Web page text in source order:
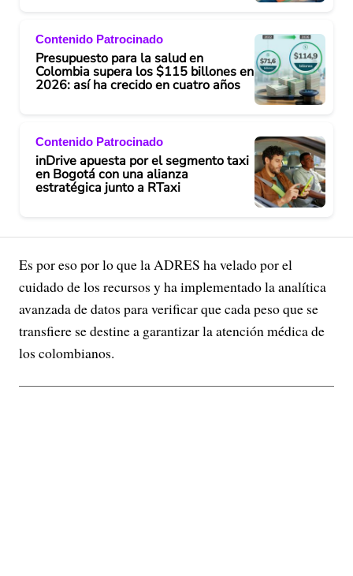
Contenido Patrocinado
Presupuesto para la salud en
Colombia supera los $115 billones en
2026: así ha crecido en cuatro años
Contenido Patrocinado
inDrive apuesta por el segmento taxi
en Bogotá con una alianza
estratégica junto a RTaxi
Es por eso por lo que la ADRES ha velado por el
cuidado de los recursos y ha implementado la analítica
avanzada de datos para verificar que cada peso que se
transfiere se destine a garantizar la atención médica de
los colombianos.